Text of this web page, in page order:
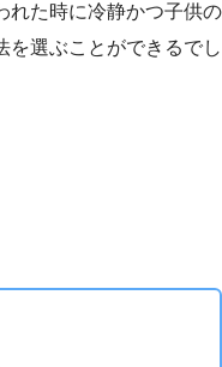
れた時に冷静かつ子供の
を選ぶことができるでし